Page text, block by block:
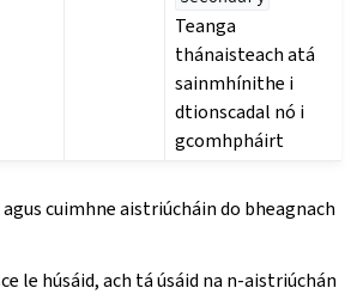
Teanga
thánaisteach atá
sainmhínithe i
dtionscadal nó i
gcomhpháirt
cuimhne aistriúcháin do bheagnach
le húsáid, ach tá úsáid na n-aistriúchán